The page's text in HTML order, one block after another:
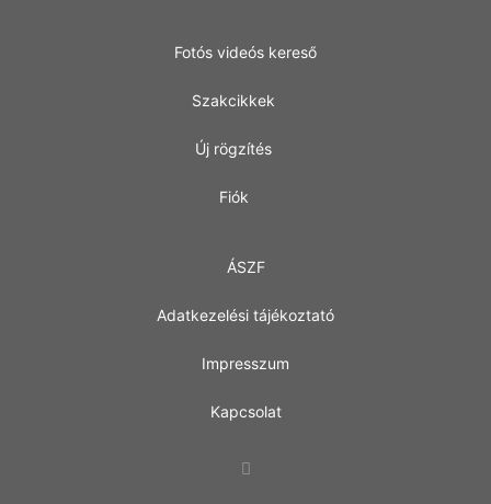
Fotós videós kereső
Szakcikkek
Új rögzítés
Fiók
ÁSZF
Adatkezelési tájékoztató
Impresszum
Kapcsolat